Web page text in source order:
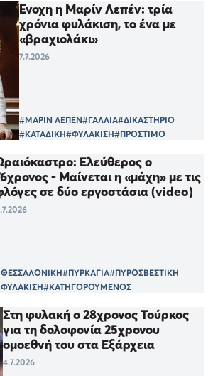
Ένοχη η Μαρίν Λεπέν: τρία
χρόνια φυλάκιση, το ένα με
«βραχιολάκι»
7.7.2026
#ΜΑΡΙΝ ΛΕΠΕΝ#ΓΑΛΛΙΑ#ΔΙΚΑΣΤΗΡΙΟ
#ΚΑΤΑΔΙΚΗ#ΦΥΛΑΚΙΣΗ#ΠΡΟΣΤΙΜΟ
Ελεύθερος ο
- Μαίνεται η «μάχη» με τις
σε δύο εργοστάσια (video)
#ΠΥΡΚΑΓΙΑ#ΠΥΡΟΣΒΕΣΤΙΚΗ
#ΚΑΤΗΓΟΡΟΥΜΕΝΟΣ
Στη φυλακή ο 28χρονος Τούρκος
για τη δολοφονία 25χρονου
ομοεθνή του στα Εξάρχεια
4.7.2026